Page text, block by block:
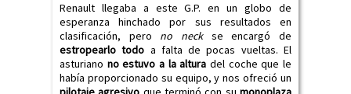
Renault llegaba a este G.P. en un globo de
esperanza hinchado por sus resultados en
clasificación, pero no neckse encargó de
estropearlo todo a falta de pocas vueltas. El
asturiano no estuvo a la altura del coche que le
había proporcionado su equipo, y nos ofreció un